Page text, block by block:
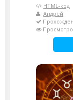
HTML-код
Андрей